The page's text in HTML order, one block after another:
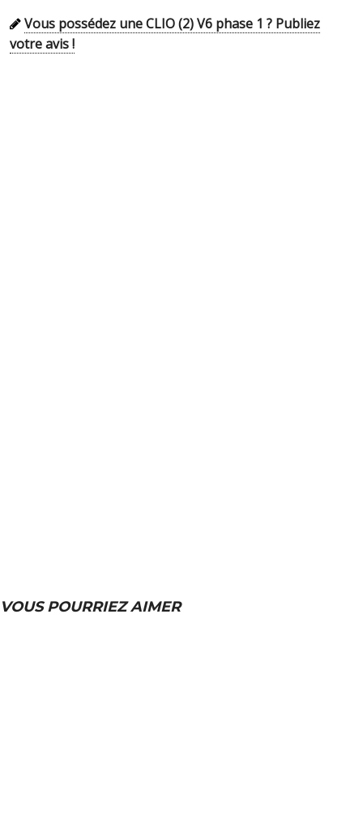
Vous possédez une CLIO (2) V6 phase 1 ? Publiez
votre avis !
VOUS POURRIEZ AIMER